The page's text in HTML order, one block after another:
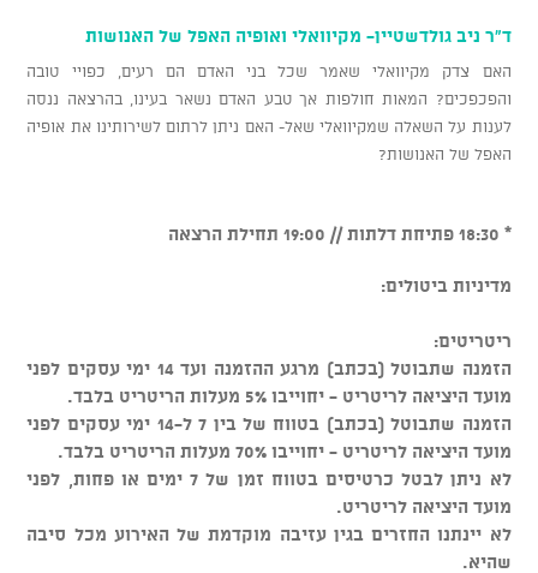
ד"ר ניב גולדשטיין- מקיוואלי ואופיה האפל של האנושות
האם צדק מקיוואלי שאמר שכל בני האדם הם רעים, כפויי טובה
והפכפכים? המאות חולפות אך טבע האדם נשאר בעינו, בהרצאה ננסה
לענות על השאלה שמקיוואלי שאל- האם ניתן לרתום לשירותינו את אופיה
האפל של האנושות?
* 18:30 פתיחת דלתות // 19:00 תחילת הרצאה
מדיניות ביטולים:
ריטריטים:
הזמנה שתבוטל (בכתב) מרגע ההזמנה ועד 14 ימי עסקים לפני
מועד היציאה לריטריט - יחוייבו 5% מעלות הריטריט בלבד.
הזמנה שתבוטל (בכתב) בטווח של בין 7 ל-14 ימי עסקים לפני
מועד היציאה לריטריט - יחוייבו 70% מעלות הריטריט בלבד.
לא ניתן לבטל כרטיסים בטווח זמן של 7 ימים או פחות, לפני
מועד היציאה לריטריט.
לא יינתנו החזרים בגין עזיבה מוקדמת של האירוע מכל סיבה
שהיא.